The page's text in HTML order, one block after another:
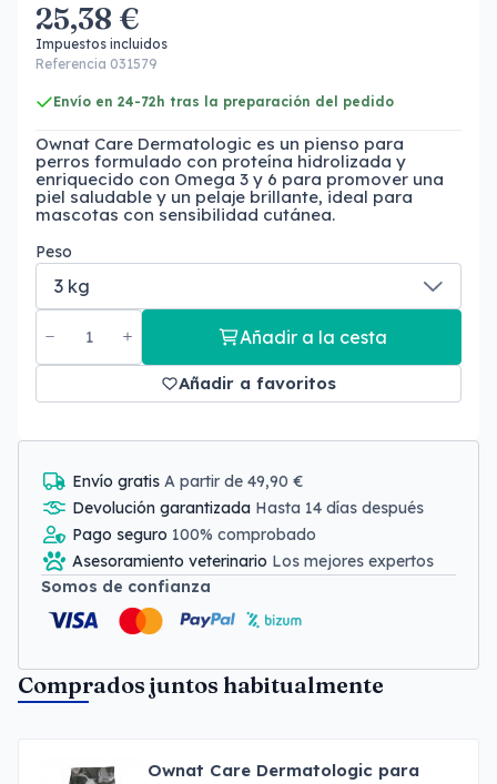
25,38 €
Impuestos incluidos
Referencia 031579
Envío en 24-72h tras la preparación del pedido
Ownat Care Dermatologic es un pienso para
perros formulado con proteína hidrolizada y
enriquecido con Omega 3 y 6 para promover una
piel saludable y un pelaje brillante, ideal para
mascotas con sensibilidad cutánea.
Peso
Añadir a la cesta
Añadir a favoritos
Envío gratis A partir de 49,90 €
Devolución garantizada Hasta 14 días después
Pago seguro 100% comprobado
Asesoramiento veterinario Los mejores expertos
Somos de confianza
Comprados juntos habitualmente
Ownat Care Dermatologic para